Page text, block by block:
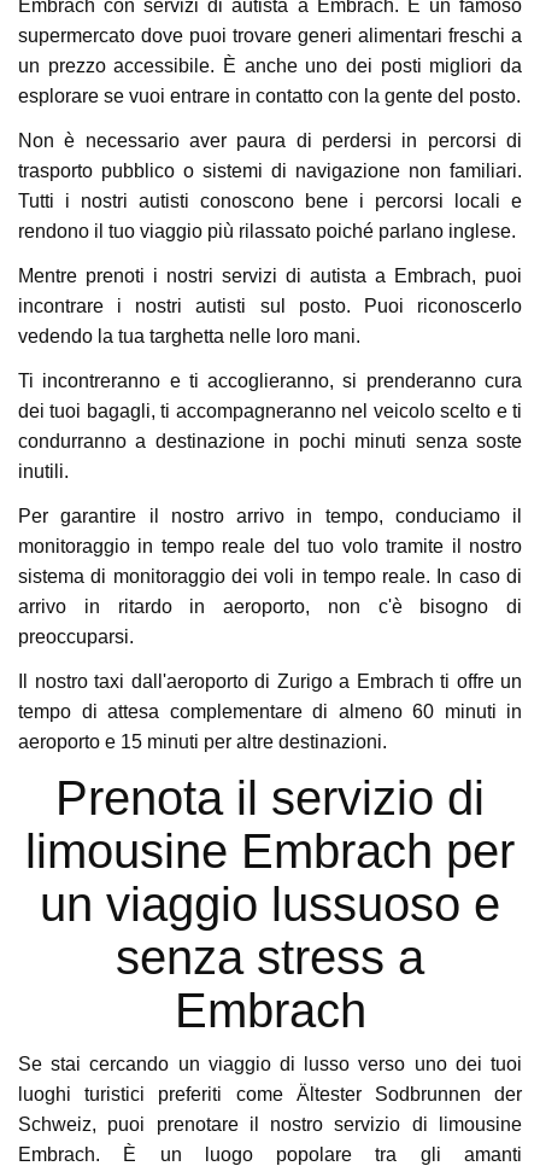
Embrach con servizi di autista a Embrach. È un famoso
supermercato dove puoi trovare generi alimentari freschi a
un prezzo accessibile. È anche uno dei posti migliori da
esplorare se vuoi entrare in contatto con la gente del posto.
Non è necessario aver paura di perdersi in percorsi di
trasporto pubblico o sistemi di navigazione non familiari.
Tutti i nostri autisti conoscono bene i percorsi locali e
rendono il tuo viaggio più rilassato poiché parlano inglese.
Mentre prenoti i nostri servizi di autista a Embrach, puoi
incontrare i nostri autisti sul posto. Puoi riconoscerlo
vedendo la tua targhetta nelle loro mani.
Ti incontreranno e ti accoglieranno, si prenderanno cura
dei tuoi bagagli, ti accompagneranno nel veicolo scelto e ti
condurranno a destinazione in pochi minuti senza soste
inutili.
Per garantire il nostro arrivo in tempo, conduciamo il
monitoraggio in tempo reale del tuo volo tramite il nostro
sistema di monitoraggio dei voli in tempo reale. In caso di
arrivo in ritardo in aeroporto, non c'è bisogno di
preoccuparsi.
Il nostro taxi dall'aeroporto di Zurigo a Embrach ti offre un
tempo di attesa complementare di almeno 60 minuti in
aeroporto e 15 minuti per altre destinazioni.
Prenota il servizio di
limousine Embrach per
un viaggio lussuoso e
senza stress a
Embrach
Se stai cercando un viaggio di lusso verso uno dei tuoi
luoghi turistici preferiti come Ältester Sodbrunnen der
Schweiz, puoi prenotare il nostro servizio di limousine
Embrach. È un luogo popolare tra gli amanti